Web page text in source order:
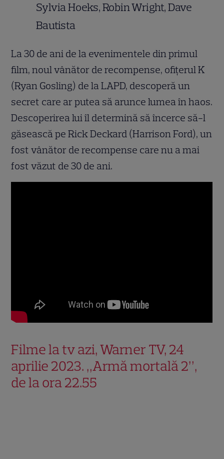
Sylvia Hoeks, Robin Wright, Dave
Bautista
La 30 de ani de la evenimentele din primul
film, noul vânător de recompense, ofiţerul K
(Ryan Gosling) de la LAPD, descoperă un
secret care ar putea să arunce lumea în haos.
Descoperirea lui îl determină să încerce să-l
găsească pe Rick Deckard (Harrison Ford), un
fost vânător de recompense care nu a mai
fost văzut de 30 de ani.
Filme la tv azi, Warner TV, 24
aprilie 2023. „Armă mortală 2”,
de la ora 22.55